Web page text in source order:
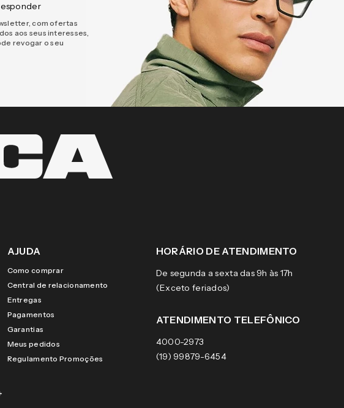
com ofertas
aos seus interesses,
revogar o seu
AJUDA
Como comprar
Central de relacionamento
Entregas
Pagamentos
Garantias
Meus pedidos
Regulamento Promoções
HORÁRIO DE ATENDIMENTO
De segunda a sexta das 9h às 17h
(Exceto feriados)
ATENDIMENTO TELEFÔNICO
4000-2973
(19) 99879-6454